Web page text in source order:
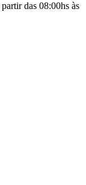
das 08:00hs às